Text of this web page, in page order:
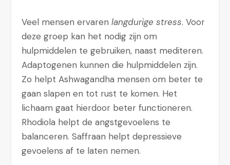
Veel mensen ervarenlangdurige stress. Voor
deze groep kan het nodig zijn om
hulpmiddelen te gebruiken, naast mediteren.
Adaptogenen kunnen die hulpmiddelen zijn.
Zo helpt Ashwagandha mensen om beter te
gaan slapen en tot rust te komen. Het
lichaam gaat hierdoor beter functioneren.
Rhodiola helpt de angstgevoelens te
balanceren. Saffraan helpt depressieve
gevoelens af te laten nemen.